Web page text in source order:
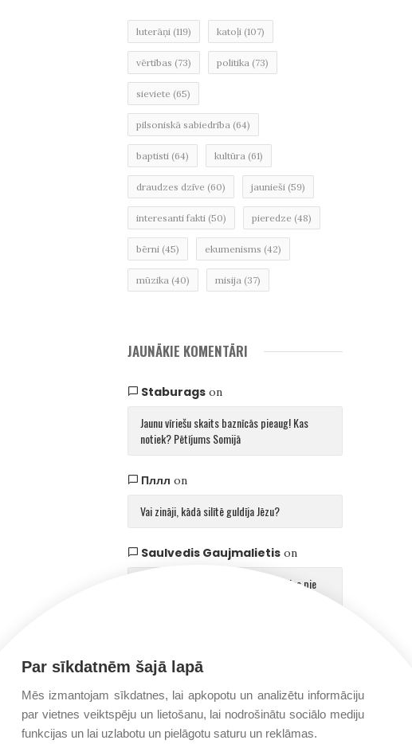
luterāņi (119) katoļi (107)
vērtības (73) politika (73)
sieviete (65)
pilsoniskā sabiedrība (64)
baptisti (64) kultūra (61)
draudzes dzīve (60) jaunieši (59)
interesanti fakti (50) pieredze (48)
bērni (45) ekumenisms (42)
mūzika (40) misija (37)
JAUNĀKIE KOMENTĀRI
Staburagson
Jaunu vīriešu skaits baznīcās pieaug! Kas
notiek? Pētījums Somijā
Пллл on
Vai zināji, kādā silītē guldīja Jēzu?
Saulvedis Gaujmalietison
Arhibīskaps Aglonā mudina atgriezties pie
Par sīkdatnēm šajā lapā
Mēs izmantojam sīkdatnes, lai apkopotu un analizētu informāciju
par vietnes veiktspēju un lietošanu, lai nodrošinātu sociālo mediju
funkcijas un lai uzlabotu un pielāgotu saturu un reklāmas.